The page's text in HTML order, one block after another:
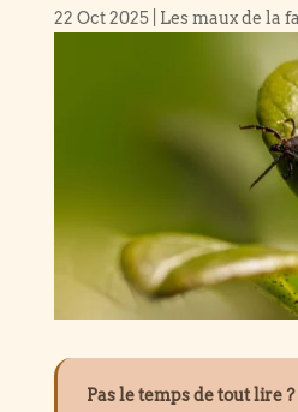
22 Oct 2025| Les maux de la
Pas le temps de tout lire ?